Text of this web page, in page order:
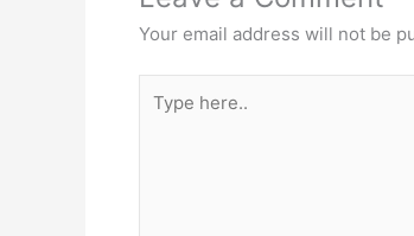
Your email address will not be
here..